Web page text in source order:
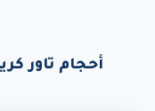
أحجام تاور